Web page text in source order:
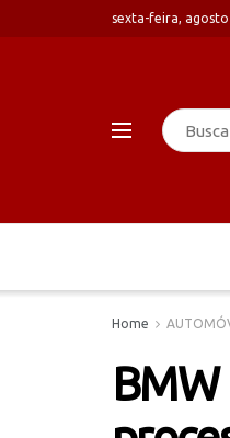
sexta-feira, agosto
Home